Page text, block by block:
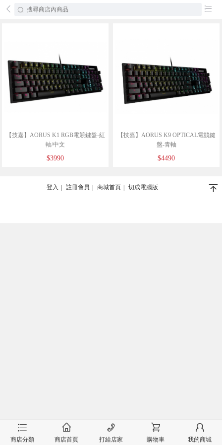
󰄕 󰂦
【技嘉】AORUS K1 RGB電競鍵盤-紅
軸/中文
$3990
【技嘉】AORUS K9 OPTICAL電競鍵
盤-青軸
$4490
登入 註冊會員 商城首頁 切成電腦版 󰄬
󰂦
商店分類
󰂠
商店首頁
󰄫
打給店家
󰂟
購物車
󰂢
我的商城